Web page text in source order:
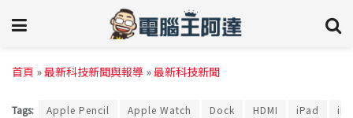
首頁 »最新科技新聞與報導 »最新科技新聞
Tags: Apple Pencil Apple Watch Dock HDMI iPad